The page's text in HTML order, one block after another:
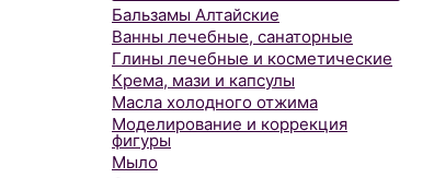
Бальзамы Алтайские
Ванны лечебные, санаторные
Глины лечебные и косметические
Крема, мази и капсулы
Масла холодного отжима
Моделирование и коррекция
фигуры
Мыло